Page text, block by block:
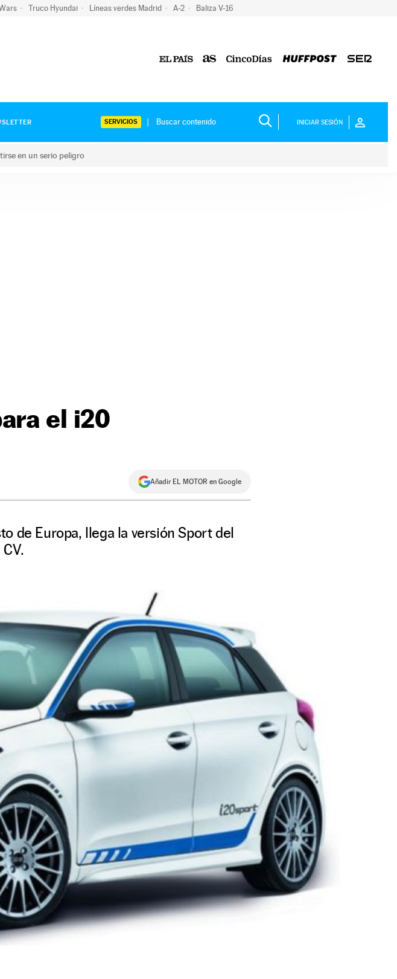
Truco Hyundai Líneas verdes Madrid A-2 Baliza V-16
SERVICIOS INICIAR SESIÓN
en un serio peligro
el i20
Añadir EL MOTOR en Google
de Europa, llega la versión Sport del